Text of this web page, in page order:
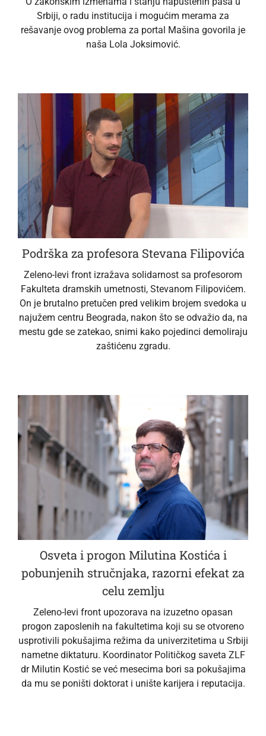
Srbiji, o radu institucija i mogućim merama za
rešavanje ovog problema za portal Mašina govorila je
naša Lola Joksimović.
Podrška za profesora Stevana Filipovića
Zeleno-levi front izražava solidarnost sa profesorom
Fakulteta dramskih umetnosti, Stevanom Filipovićem.
On je brutalno pretučen pred velikim brojem svedoka u
najužem centru Beograda, nakon što se odvažio da, na
mestu gde se zatekao, snimi kako pojedinci demoliraju
zaštićenu zgradu.
Osveta i progon Milutina Kostića i
pobunjenih stručnjaka, razorni efekat za
celu zemlju
Zeleno-levi front upozorava na izuzetno opasan
progon zaposlenih na fakultetima koji su se otvoreno
usprotivili pokušajima režima da univerzitetima u Srbiji
nametne diktaturu. Koordinator Političkog saveta ZLF
dr Milutin Kostić se već mesecima bori sa pokušajima
da mu se poništi doktorat i unište karijera i reputacija.